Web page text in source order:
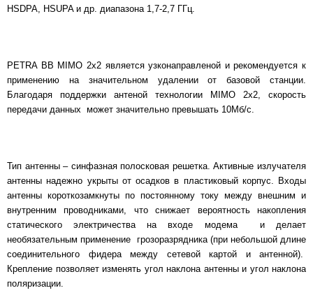
HSDPA, HSUPA и др. диапазона 1,7-2,7 ГГц.
PETRA BB MIMO 2x2 является узконаправленой и рекомендуется к
применению на значительном удалении от базовой станции.
Благодаря поддержки антеной технологии MIMO 2x2, скорость
передачи данных может значительно превышать 10Мб/с.
Тип антенны – синфазная полосковая решетка. Активные излучателя
антенны надежно укрыты от осадков в пластиковый корпус. Входы
антенны короткозамкнуты по постоянному току между внешним и
внутренним проводниками, что снижает вероятность накопления
статического электричества на входе модема и делает
необязательным применение грозоразрядника (при небольшой длине
соединительного фидера между сетевой картой и антенной).
Крепление позволяет изменять угол наклона антенны и угол наклона
поляризации.